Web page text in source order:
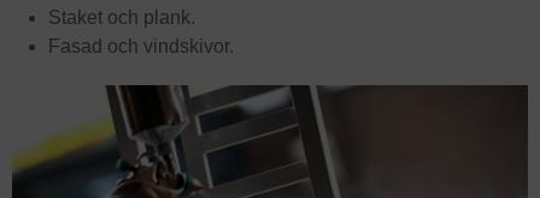
Staket och plank.
Fasad och vindskivor.